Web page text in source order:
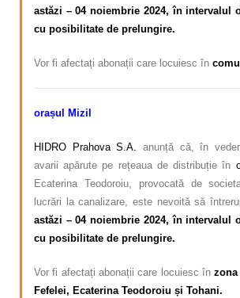
astăzi – 04 noiembrie 2024, în intervalul
cu posibilitate de prelungire.
Vor fi afectați abonații care locuiesc în
orașul Mizil
HIDRO Prahova S.A. anunță că, în
avarii apărute pe rețeaua de distribuție în
Ecaterina Teodoroiu, provocată de
lucrări la canalizare, este nevoită să
astăzi – 04 noiembrie 2024, în intervalul
cu posibilitate de prelungire.
Vor fi afectați abonații care locuiesc în
Fefelei, Ecaterina Teodoroiu și Tohani.